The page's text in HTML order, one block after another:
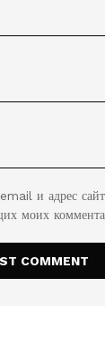
и адрес
моих